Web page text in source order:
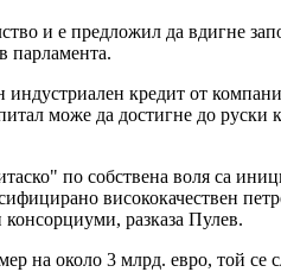
и е предложил да вдигне
парламента.
кредит от
може да достигне до
по собствена воля са
висококачествен
разказа Пулев.
на около 3 млрд. евро, той се